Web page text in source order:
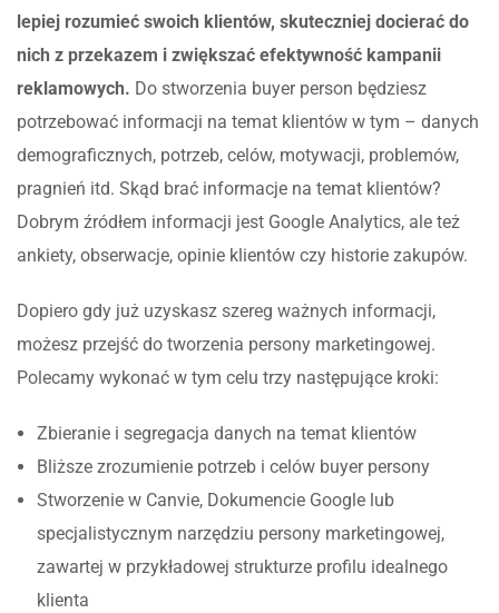
lepiej rozumieć swoich klientów, skuteczniej docierać do
nich z przekazem i zwiększać efektywność kampanii
reklamowych. Do stworzenia buyer person będziesz
potrzebować informacji na temat klientów w tym – danych
demograficznych, potrzeb, celów, motywacji, problemów,
pragnień itd. Skąd brać informacje na temat klientów?
Dobrym źródłem informacji jest Google Analytics, ale też
ankiety, obserwacje, opinie klientów czy historie zakupów.
Dopiero gdy już uzyskasz szereg ważnych informacji,
możesz przejść do tworzenia persony marketingowej.
Polecamy wykonać w tym celu trzy następujące kroki:
Zbieranie i segregacja danych na temat klientów
Bliższe zrozumienie potrzeb i celów buyer persony
Stworzenie w Canvie, Dokumencie Google lub
specjalistycznym narzędziu persony marketingowej,
zawartej w przykładowej strukturze profilu idealnego
klienta